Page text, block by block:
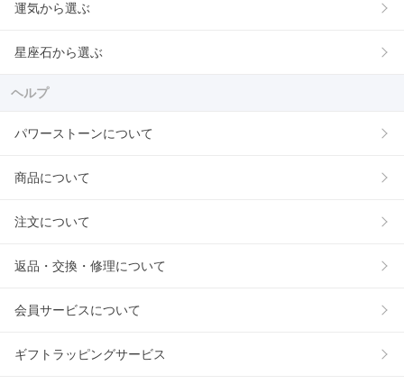
運気から選ぶ
星座石から選ぶ
ヘルプ
パワーストーンについて
商品について
注文について
返品・交換・修理について
会員サービスについて
ギフトラッピングサービス